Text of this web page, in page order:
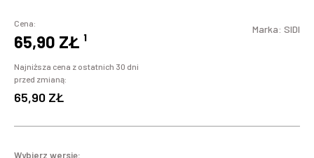
Cena:
65,90 ZŁ ¹
Najniższa cena z ostatnich 30 dni
przed zmianą:
65,90 ZŁ
Marka: SIDI
Wybierz wersję: